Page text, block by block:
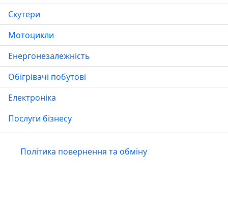
Скутери
Мотоцикли
Енергонезалежність
Обігрівачі побутові
Електроніка
Послуги бізнесу
Політика повернення та обміну